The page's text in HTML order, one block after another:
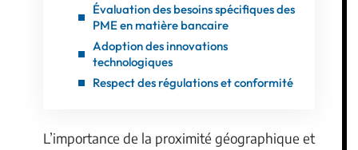
Évaluation des besoins spécifiques des
PME en matière bancaire
Adoption des innovations
technologiques
Respect des régulations et conformité
L’importance de la proximité géographique et